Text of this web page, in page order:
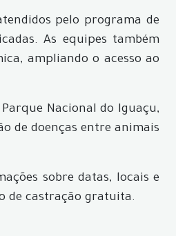
pelo programa de
As equipes também
ampliando o acesso ao
Nacional do Iguaçu,
de doenças entre animais
sobre datas, locais e
de castração gratuita.